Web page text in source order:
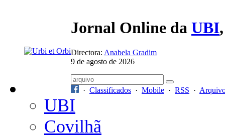
Jornal Online da UBI
Directora: Anabela Gradim
9 de agosto de 2026
· Classificados · Mobile · RSS ·
UBI
Covilhã